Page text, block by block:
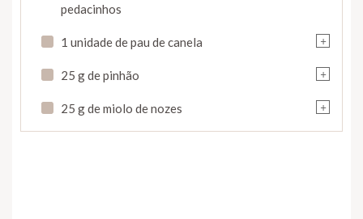
pedacinhos
+
1 unidade de pau de canela
+
25 g de pinhão
+
25 g de miolo de nozes